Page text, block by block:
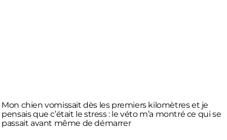
Mon chien vomissait dès les premiers kilomètres et je
pensais que c’était le stress : le véto m’a montré ce qui se
passait avant même de démarrer